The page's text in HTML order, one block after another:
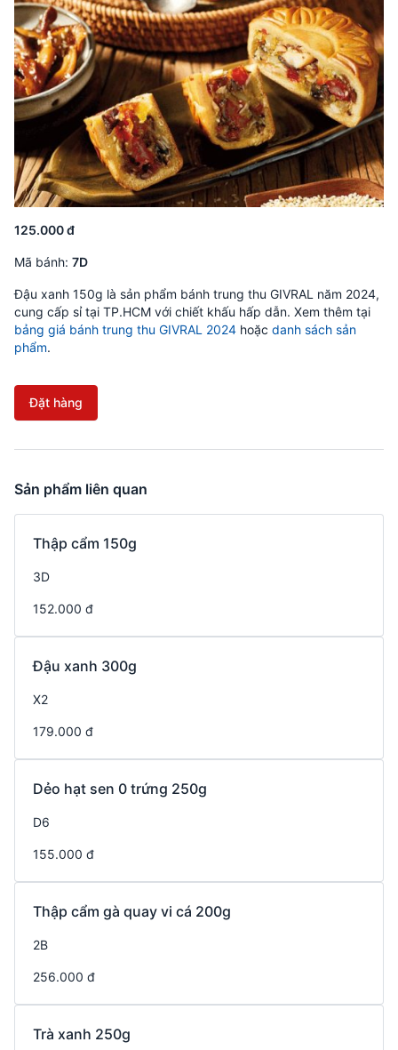
125.000 đ
Mã bánh: 7D
Đậu xanh 150g là sản phẩm bánh trung thu GIVRAL năm 2024,
cung cấp sỉ tại TP.HCM với chiết khấu hấp dẫn. Xem thêm tại
bảng giá bánh trung thu GIVRAL 2024 hoặc danh sách sản
phẩm.
Đặt hàng
Sản phẩm liên quan
Thập cẩm 150g
3D
152.000 đ
Đậu xanh 300g
X2
179.000 đ
Dẻo hạt sen 0 trứng 250g
D6
155.000 đ
Thập cẩm gà quay vi cá 200g
2B
256.000 đ
Trà xanh 250g